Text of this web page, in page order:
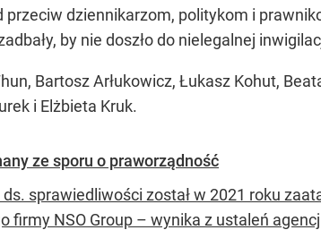
dziennikarzom, politykom i
by nie doszło do nielegalnej
Bartosz Arłukowicz, Łukasz Kohut,
i Elżbieta Kruk.
ze sporu o praworządność
sprawiedliwości został w 2021 roku
firmy NSO Group – wynika z ustaleń